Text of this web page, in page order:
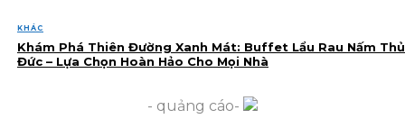
KHÁC
Khám Phá Thiên Đường Xanh Mát: Buffet Lẩu Rau Nấm Thủ
Đức – Lựa Chọn Hoàn Hảo Cho Mọi Nhà
- quảng cáo-